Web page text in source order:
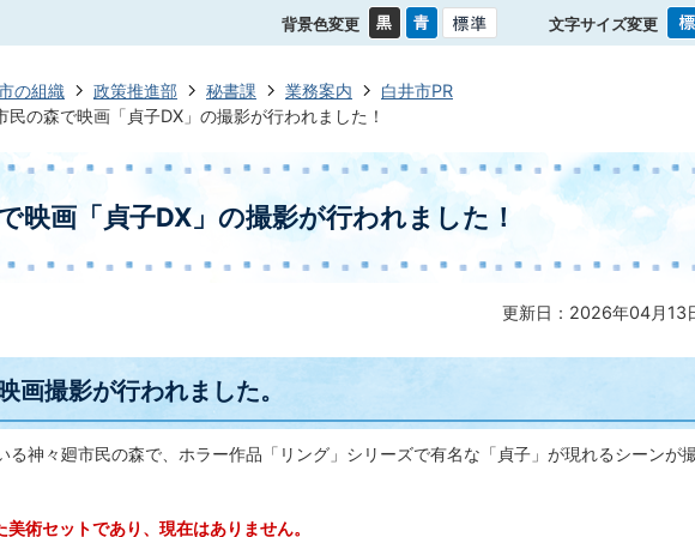
背景色変更 文字サイズ変更
の組織 政策推進部 秘書課 業務案内
白井市PR
民の森で映画「貞子DX」の撮影が行われました！
映画「貞子DX」の撮影が行われました！
更新日：2026年04月13
画撮影が行われました。
る神々廻市民の森で、ホラー作品「リング」シリーズで有名な「貞子」が現れるシーンが
術セットであり、現在はありません。